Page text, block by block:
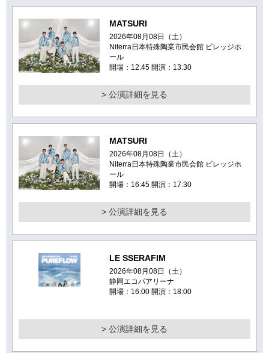
MATSURI
2026年08月08日（土）
Niterra日本特殊陶業市民会館 ビレッジホ
ール
開場：12:45 開演：13:30
> 公演詳細を見る
MATSURI
2026年08月08日（土）
Niterra日本特殊陶業市民会館 ビレッジホ
ール
開場：16:45 開演：17:30
> 公演詳細を見る
LE SSERAFIM
2026年08月08日（土）
静岡エコパアリーナ
開場：16:00 開演：18:00
> 公演詳細を見る